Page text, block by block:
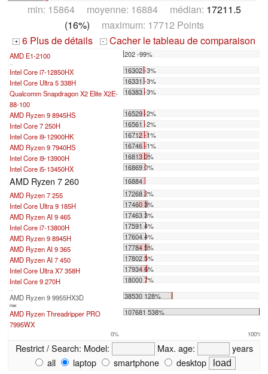
min: 15864 moyenne: 16884 médian: 17211.5
(16%) maximum: 17712 Points
+ 6 Plus de détails - Cacher le tableau de comparaison
AMD E1-2100 202 -99%
...
Intel Core i7-12850HX
16302 -3%
Intel Core Ultra 5 338H
16331 -3%
Qualcomm Snapdragon X2 Elite X2E-
88-100
16383 -3%
AMD Ryzen 9 8945HS
16529 -2%
Intel Core 7 250H
16561 -2%
Intel Core i9-12900HK
16712 -1%
AMD Ryzen 9 7940HS
16746 -1%
Intel Core i9-13900H
16813 0%
Intel Core i5-13450HX
16869 0%
AMD Ryzen 7 260
16884
AMD Ryzen 7 255
17268 2%
Intel Core Ultra 9 185H
17460 3%
AMD Ryzen AI 9 465
17463 3%
Intel Core i7-13800H
17591 4%
AMD Ryzen 9 8945H
17604 4%
AMD Ryzen AI 9 365
17784 5%
AMD Ryzen AI 7 450
17802 5%
Intel Core Ultra X7 358H
17934 6%
Intel Core 9 270H
18000 7%
...
AMD Ryzen 9 9955HX3D 38530 128%
max:
AMD Ryzen Threadripper PRO
7995WX
107681 538%
0% 100%
Restrict / Search: Model: Max. age:
years
all
laptop smartphone desktop